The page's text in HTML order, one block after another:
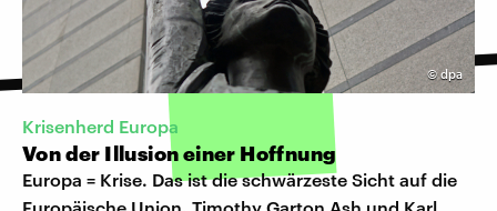
©dpa
Krisenherd Europa
Von der Illusion einer Hoffnung
Europa = Krise. Das ist die schwärzeste Sicht auf die